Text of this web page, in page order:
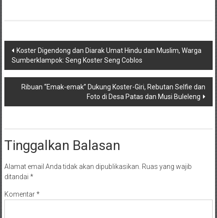
Navigasi
pos
Koster Digendong dan Diarak Umat Hindu dan Muslim, Warga
Sumberklampok: Seng Koster Seng Coblos
Ribuan “Emak-emak” Dukung Koster-Giri, Rebutan Selfie dan
Foto di Desa Patas dan Musi Buleleng
Tinggalkan Balasan
Alamat email Anda tidak akan dipublikasikan. Ruas yang wajib
ditandai *
Komentar*